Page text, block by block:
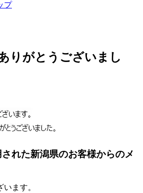
プ
りがとうございまし
れた新潟県のお客様からのメ
ます。